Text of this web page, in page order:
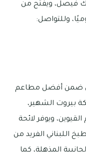
فيصل، ويفتح من
الليل يوميًا، وللتواصل:
ضمن أفضل مطاعم
بيروت الشهير،
ويوفر لائحة
اللبناني الفريد من